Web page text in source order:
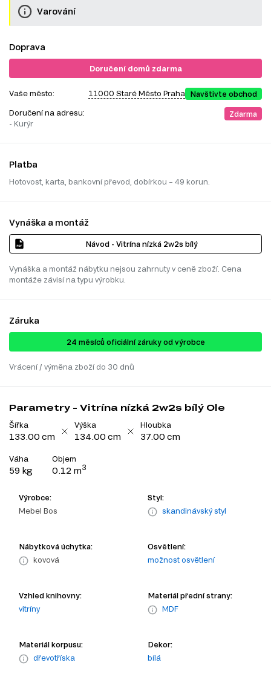
Varování
Doprava
Doručení domů zdarma
Vaše město: 11000 Staré Město Praha Navštivte obchod
Doručení na adresu:
- Kurýr
Zdarma
Platba
Hotovost, karta, bankovní převod, dobírkou – 49 korun.
Vynáška a montáž
Návod - Vitrína nízká 2w2s bílý
Vynáška a montáž nábytku nejsou zahrnuty v ceně zboží. Cena
montáže závisí na typu výrobku.
Záruka
24 ​​​​měsíců oficiální záruky od výrobce
Vrácení / výměna zboží do 30 dnů
Parametry - Vitrína nízká 2w2s bílý Ole
Šířka
133.00 cm
Výška
134.00 cm
Hloubka
37.00 cm
Váha
59 kg
Objem
0.12 m3
Výrobce:
Mebel Bos
Styl:
skandinávský styl
Nábytková úchytka:
kovová
Osvětlení:
možnost osvětlení
Vzhled knihovny:
vitríny
Materiál přední strany:
MDF
Materiál korpusu:
dřevotříska
Dekor:
bílá